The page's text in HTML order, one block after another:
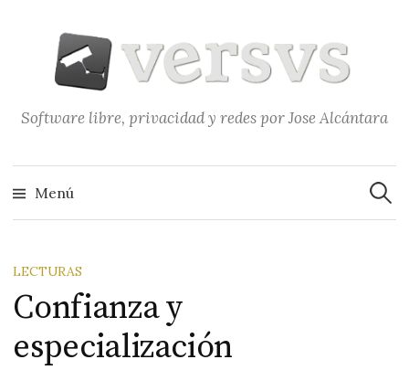
contenido
Software libre, privacidad y redes por Jose Alcántara
Menú
LECTURAS
Confianza y
especialización